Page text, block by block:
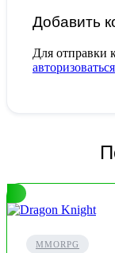
Добавить
Для отправки
авторизоваться
MMORPG